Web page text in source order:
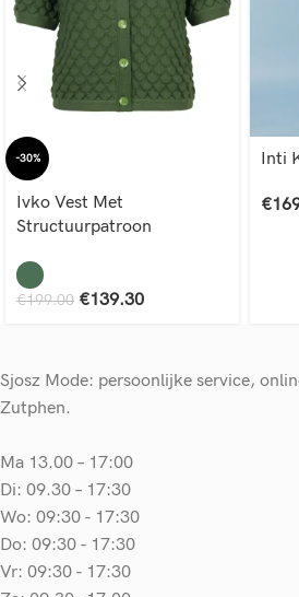
-30%
Ivko Vest Met
Structuurpatroon
€199.00 €139.30
Inti
€
Sjosz Mode: persoonlijke service,
Zutphen.
Ma 13.00 – 17:00
Di: 09.30 – 17:30
Wo: 09:30 - 17:30
Do: 09:30 - 17:30
Vr: 09:30 - 17:30